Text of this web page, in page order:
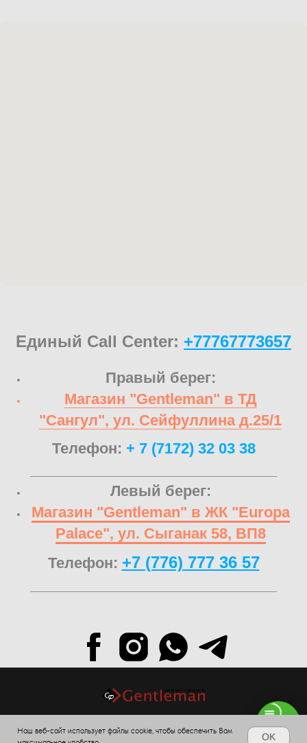
Наш веб-сайт использует файлы cookie, чтобы обеспечить Вам
OK
Единый Call Center: +77767773657
Правый берег:
Магазин "Gentleman" в ТД
"Сангул", ул. Сейфуллина д.25/1
Телефон: + 7 (7172) 32 03 38
Левый берег:
Магазин "Gentleman" в ЖК "Europa
Palace", ул. Сыганак 58, ВП8
Телефон: +7 (776) 777 36 57
© 2024.All Rights Reserved.